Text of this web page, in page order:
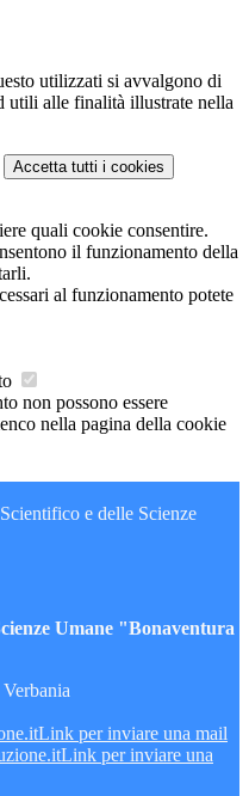
utilizzati si avvalgono di
utili alle finalità illustrate nella
Accetta tutti i cookies
quali cookie consentire.
il funzionamento della
al funzionamento potete
non possono essere
nella pagina della cookie
e delle Scienze
Umane "Bonaventura
Link per inviare una mail
Link per inviare una